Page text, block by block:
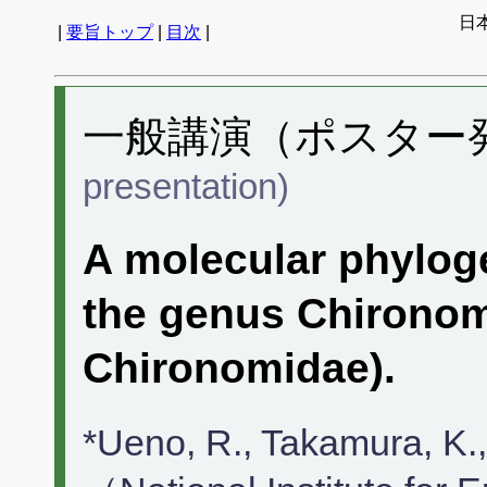
要旨トップ| 目次
日
一般講演（ポスタ
presentation)
A molecular
the genus
Chironomidae).
*Ueno, R., Takamura,